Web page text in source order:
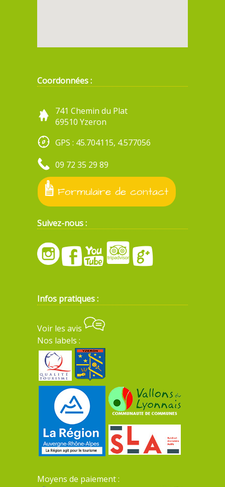
Coordonnées :
741 Chemin du Plat
69510 Yzeron
GPS : 45.704115, 4.577056
09 72 35 29 89
Formulaire de contact
Suivez-nous :
Infos pratiques :
Voir les avis
Nos labels :
Moyens de paiement :